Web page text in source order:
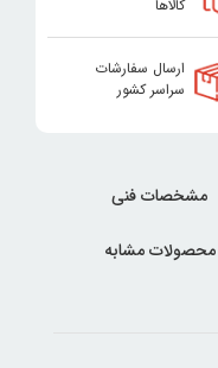
کالاها
ارسال سفارشات
سراسر کشور
مشخصات فنی
محصولات مشابه